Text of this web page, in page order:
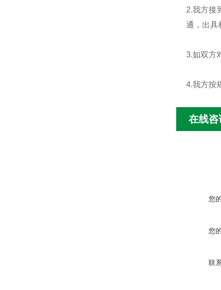
2.我方接
通，出具
3.如双方
4.我方按
在线咨
您
您
联